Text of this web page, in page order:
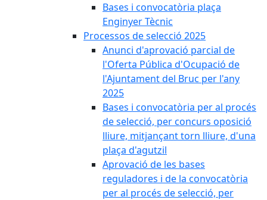
Bases i convocatòria plaça
Enginyer Tècnic
Processos de selecció 2025
Anunci d'aprovació parcial de
l'Oferta Pública d'Ocupació de
l'Ajuntament del Bruc per l'any
2025
Bases i convocatòria per al procés
de selecció, per concurs oposició
lliure, mitjançant torn lliure, d'una
plaça d'agutzil
Aprovació de les bases
reguladores i de la convocatòria
per al procés de selecció, per